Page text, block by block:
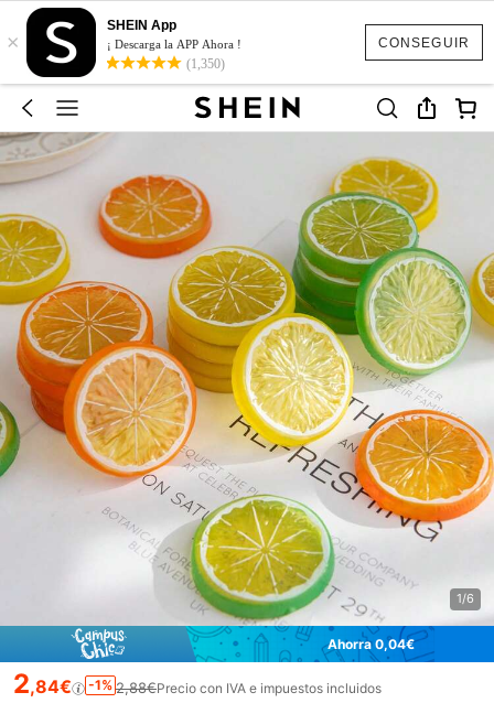
CONSEGUIR
×
SHEIN App
¡ Descarga la APP Ahora !
(1,350)
1/6
Ahorra 0,04€
2,84€ -1% 2,88€Precio con IVA e impuestos incluidos